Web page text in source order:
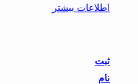
اطلاعات بیشتر
ثبت
نام